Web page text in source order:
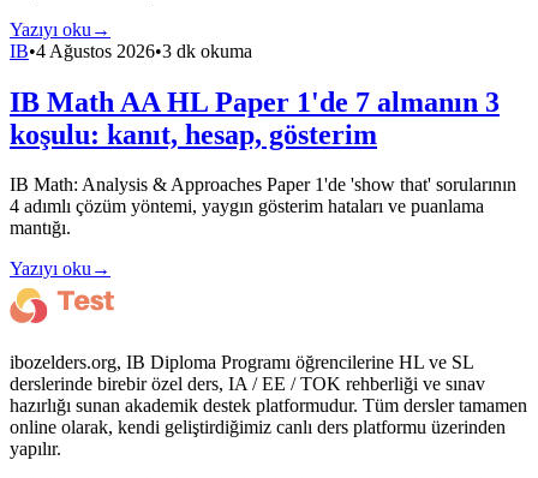
Yazıyı oku →
IB•4 Ağustos 2026•3 dk okuma
IB Math AA HL Paper 1'de 7 almanın 3
koşulu: kanıt, hesap, gösterim
IB Math: Analysis & Approaches Paper 1'de 'show that' sorularının
4 adımlı çözüm yöntemi, yaygın gösterim hataları ve puanlama
mantığı.
Yazıyı oku→
ibozelders.org, IB Diploma Programı öğrencilerine HL ve SL
derslerinde birebir özel ders, IA / EE / TOK rehberliği ve sınav
hazırlığı sunan akademik destek platformudur. Tüm dersler tamamen
online olarak, kendi geliştirdiğimiz canlı ders platformu üzerinden
yapılır.